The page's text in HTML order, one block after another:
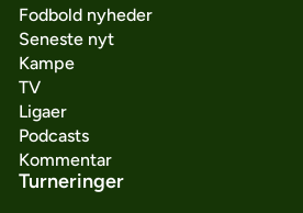
Fodbold nyheder
Seneste nyt
Kampe
TV
Ligaer
Podcasts
Kommentar
Turneringer